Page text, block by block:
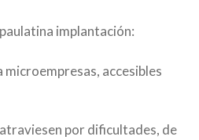
implantación:
accesibles
por dificultades, de